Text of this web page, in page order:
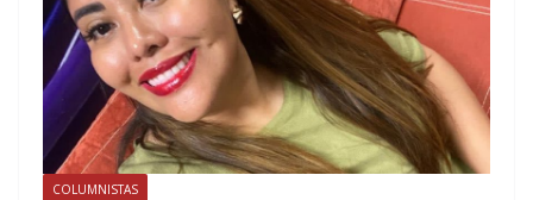
COLUMNISTAS